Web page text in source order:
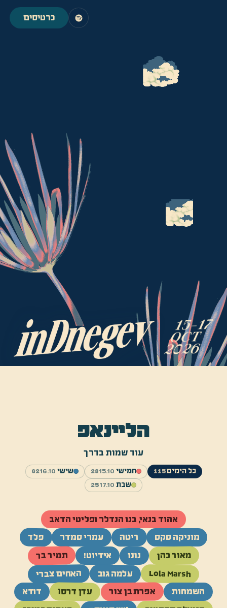
כרטיסים
הליינאפ
עוד שמות בדרך
כל הימים115 חמישי 15.10
28 שישי 16.10
62
שבת 17.10
25
אהוד בנאי, בנו הנדלר ופליטי הדאב
מוניקה סקס
ריטה עמרי סמדר פלד
מאור כהן נונו אידיוט! תמיר בר
Lola Marsh עלמה גוב האחים צברי
השמחות אפרת בן צור עדן דרסו
דודא